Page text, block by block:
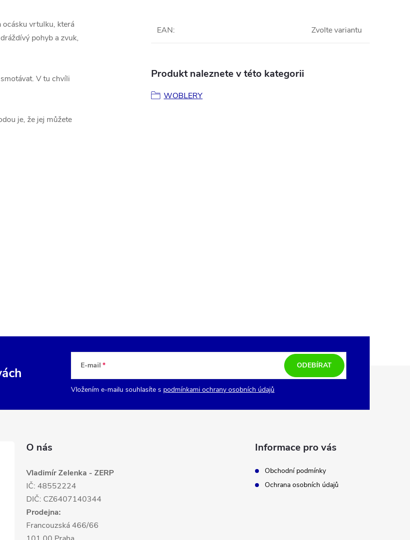
vrtulku, která
pohyb a zvuk,
V tu chvíli
je, že jej můžete
EAN: Zvolte variantu
Produkt naleznete v této kategorii
WOBLERY
E-mail
Vložením e-mailu souhlasíte s podmínkami ochrany osobních údajů
ODEBÍRAT
O nás
Vladimír Zelenka - ZERP
IČ: 48552224
DIČ: CZ6407140344
Prodejna:
Francouzská 466/66
Informace pro vás
Obchodní podmínky
Ochrana osobních údajů